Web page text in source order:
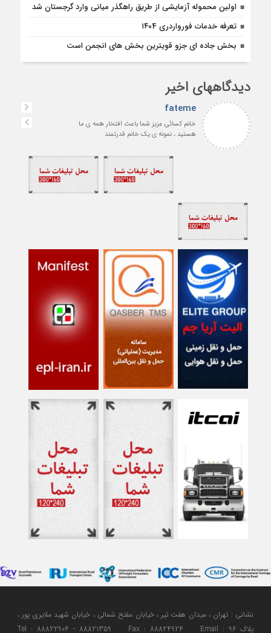
اولین محموله آزمایشی از طریق راهگذر میانی وارد گرجستان شد
تعرفه خدمات فورواردری ۱۴۰4
بخش جاده ای جزو قویترین بخش های انجمن است
دیدگاههای اخیر
fateme
خانم کسائی عزیز شما باعث افتخار همه ی ما
هستید ، نمونه ی یک خانم قدرتمند
نشانی : تهران ، میدان هفت تیر ، خیابان مفتح شمالی ، خیابان شهید ملایری پور ،
پلاک 96 Tel : 88822904 - 88821359 Fax : 88824924 Email :